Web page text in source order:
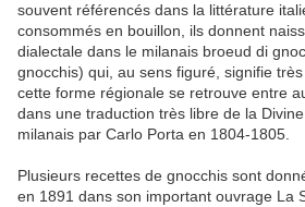
souvent référencés dans la littérature
consommés en bouillon, ils donnent
dialectale dans le milanais broeud di
gnocchis) qui, au sens figuré, signifie
cette forme régionale se retrouve entre
dans une traduction très libre de la
milanais par Carlo Porta en 1804-1805.
Plusieurs recettes de gnocchis sont
en 1891 dans son important ouvrage La